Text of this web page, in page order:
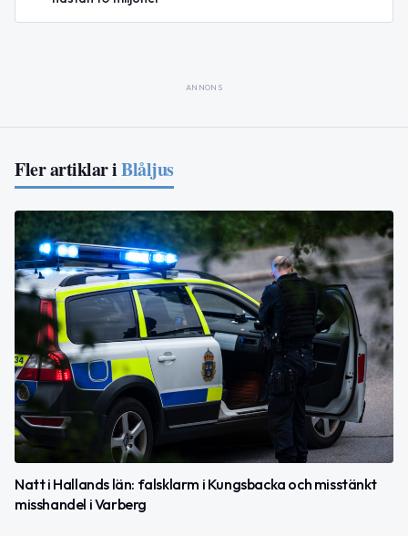
ANNONS
Fler artiklar iBlåljus
Natt i Hallands län: falsklarm i Kungsbacka och misstänkt
misshandel i Varberg